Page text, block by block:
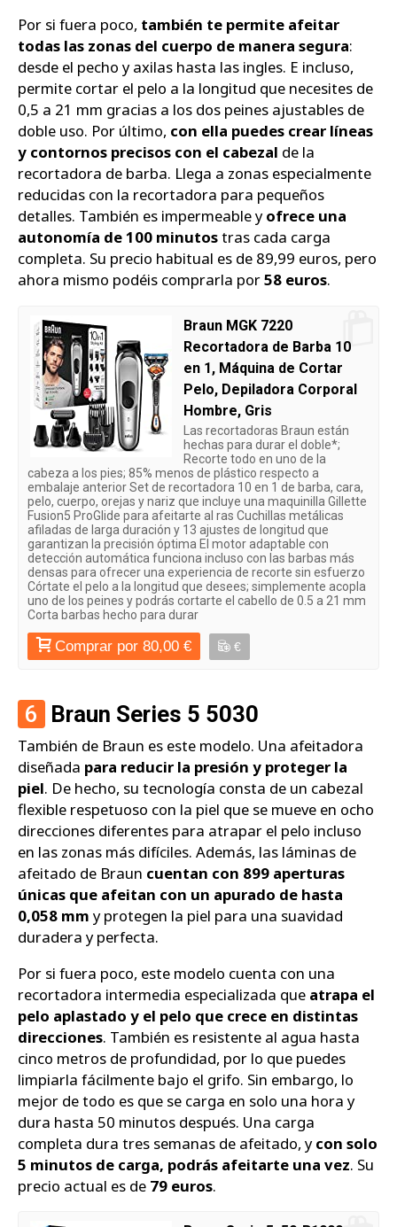
Por si fuera poco, también te permite afeitar
todas las zonas del cuerpo de manera segura:
desde el pecho y axilas hasta las ingles. E incluso,
permite cortar el pelo a la longitud que necesites de
0,5 a 21 mm gracias a los dos peines ajustables de
doble uso. Por último, con ella puedes crear líneas
y contornos precisos con el cabezal de la
recortadora de barba. Llega a zonas especialmente
reducidas con la recortadora para pequeños
detalles. También es impermeable yofrece una
autonomía de 100 minutostras cada carga
completa. Su precio habitual es de 89,99 euros, pero
ahora mismo podéis comprarla por58 euros.
Braun MGK 7220
Recortadora de Barba 10
en 1, Máquina de Cortar
Pelo, Depiladora Corporal
Hombre, Gris
Las recortadoras Braun están
hechas para durar el doble*;
Recorte todo en uno de la
cabeza a los pies; 85% menos de plástico respecto a
embalaje anterior Set de recortadora 10 en 1 de barba, cara,
pelo, cuerpo, orejas y nariz que incluye una maquinilla Gillette
Fusion5 ProGlide para afeitarte al ras Cuchillas metálicas
afiladas de larga duración y 13 ajustes de longitud que
garantizan la precisión óptima El motor adaptable con
detección automática funciona incluso con las barbas más
densas para ofrecer una experiencia de recorte sin esfuerzo
Córtate el pelo a la longitud que desees; simplemente acopla
uno de los peines y podrás cortarte el cabello de 0.5 a 21 mm
Corta barbas hecho para durar
Comprar por 80,00 € €
6 Braun Series 5 5030
También de Braun es este modelo. Una afeitadora
diseñada para reducir la presión y proteger la
piel. De hecho, su tecnología consta de un cabezal
flexible respetuoso con la piel que se mueve en ocho
direcciones diferentes para atrapar el pelo incluso
en las zonas más difíciles. Además, las láminas de
afeitado de Braun cuentan con 899 aperturas
únicas que afeitan con un apurado de hasta
0,058 mm y protegen la piel para una suavidad
duradera y perfecta.
Por si fuera poco, este modelo cuenta con una
recortadora intermedia especializada que atrapa el
pelo aplastado y el pelo que crece en distintas
direcciones. También es resistente al agua hasta
cinco metros de profundidad, por lo que puedes
limpiarla fácilmente bajo el grifo. Sin embargo, lo
mejor de todo es que se carga en solo una hora y
dura hasta 50 minutos después. Una carga
completa dura tres semanas de afeitado, ycon solo
5 minutos de carga, podrás afeitarte una vez. Su
precio actual es de 79 euros.